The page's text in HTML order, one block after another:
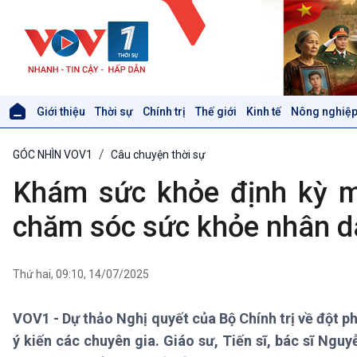
Giới thiệu Thời sự Chính trị Thế giới Kinh tế Nông
Thời sự 6h
Thời sự 12h
Thời sự 18h
Thời sự 21h30
Bản tin
Xã hội
Tin Đời sống & Xã hội
Khoa học & Công nghệ
Tin Khoa học & Công nghệ
GÓC NHÌN VOV1 Câu chuyện thời sự
Khám sức khỏe định kỳ
chăm sóc sức khỏe nhân
Thứ hai, 09:10, 14/07/2025
VOV1 - Dự thảo Nghị quyết của Bộ Chính trị về đột
ý kiến các chuyên gia. Giáo sư, Tiến sĩ, bác sĩ